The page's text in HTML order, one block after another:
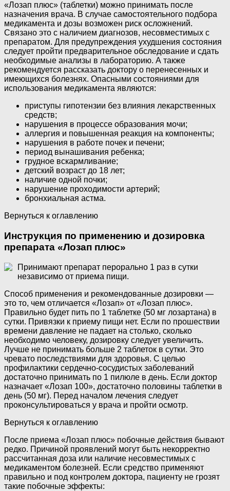
«Лозап плюс» (таблетки) можно принимать после
назначения врача. В случае самостоятельного подбора
медикамента и дозы возможен риск осложнений.
Связано это с наличием диагнозов, несовместимых с
препаратом. Для предупреждения ухудшения состояния
следует пройти предварительное обследование и сдать
необходимые анализы в лабораторию. А также
рекомендуется рассказать доктору о перенесенных и
имеющихся болезнях. Опасными состояниями для
использования медикамента являются:
приступы гипотензии без влияния лекарственных
средств;
нарушения в процессе образования мочи;
аллергия и повышенная реакция на компоненты;
нарушения в работе почек и печени;
период вынашивания ребенка;
грудное вскармливание;
детский возраст до 18 лет;
наличие одной почки;
нарушение проходимости артерий;
бронхиальная астма.
Вернуться к оглавлению
Инструкция по применению и дозировка
препарата «Лозап плюс»
Принимают препарат перорально 1 раз в сутки
независимо от приема пищи.
Способ применения и рекомендованные дозировки —
это то, чем отличается «Лозап» от «Лозап плюс».
Правильно будет пить по 1 таблетке (50 мг лозартана) в
сутки. Привязки к приему пищи нет. Если по прошествии
времени давление не падает на столько, сколько
необходимо человеку, дозировку следует увеличить.
Лучше не принимать больше 2 таблеток в сутки. Это
чревато последствиями для здоровья. С целью
профилактики сердечно-сосудистых заболеваний
достаточно принимать по 1 пилюле в день. Если доктор
назначает «Лозап 100», достаточно половины таблетки в
день (50 мг). Перед началом лечения следует
проконсультироваться у врача и пройти осмотр.
Вернуться к оглавлению
После приема «Лозап плюс» побочные действия бывают
редко. Причиной проявлений могут быть некорректно
рассчитанная доза или наличие несовместимых с
медикаментом болезней. Если средство применяют
правильно и под контролем доктора, пациенту не грозят
такие побочные эффекты: